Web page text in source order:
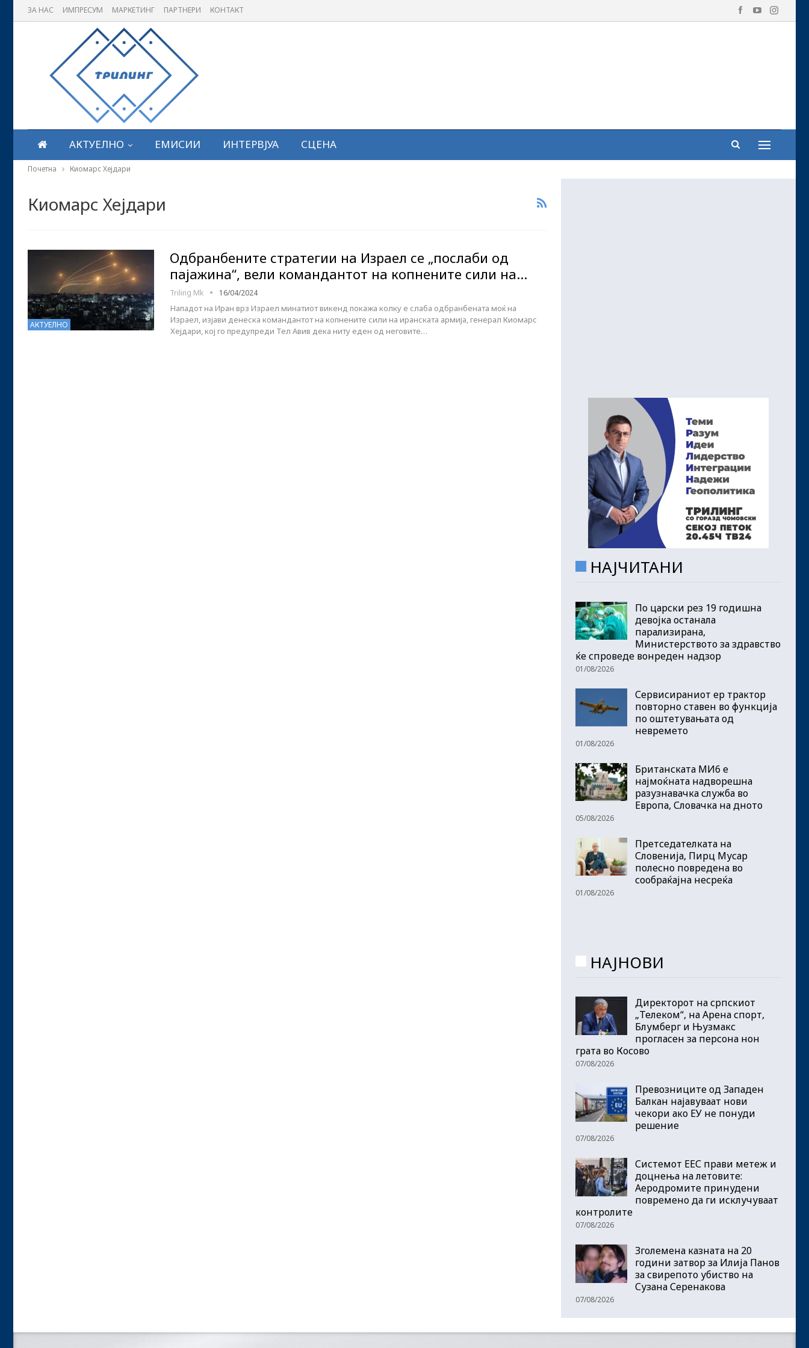
ЗА НАС ИМПРЕСУМ МАРКЕТИНГ ПАРТНЕРИ КОНТАКТ
АКТУЕЛНО ЕМИСИИ ИНТЕРВЈУА СЦЕНА
Почетна Киомарс Хејдари
Киомарс Хејдари
АКТУЕЛНО
Одбранбените стратегии на Израел се „послаби од
пајажина“, вели командантот на копнените сили на…
Triling Mk 16/04/2024
Нападот на Иран врз Израел минатиот викенд покажа колку е слаба одбранбената моќ на
Израел, изјави денеска командантот на копнените сили на иранската армија, генерал Киомарс
Хејдари, кој го предупреди Тел Авив дека ниту еден од неговите…
НАЈЧИТАНИ
По царски рез 19 годишна
девојка останала
парализирана,
Министерството за здравство
ќе спроведе вонреден надзор
01/08/2026
Сервисираниот ер трактор
повторно ставен во функција
по оштетувањата од
невремето
01/08/2026
Британската МИ6 е
најмоќната надворешна
разузнавачка служба во
Европа, Словачка на дното
05/08/2026
Претседателката на
Словенија, Пирц Мусар
полесно повредена во
сообраќајна несреќа
01/08/2026
НАЈНОВИ
Директорот на српскиот
„Телеком“, на Арена спорт,
Блумберг и Њузмакс
прогласен за персона нон
грата во Косово
07/08/2026
Превозниците од Западен
Балкан најавуваат нови
чекори ако ЕУ не понуди
решение
07/08/2026
Системот ЕЕС прави метеж и
доцнења на летовите:
Аеродромите принудени
повремено да ги исклучуваат
контролите
07/08/2026
Зголемена казната на 20
години затвор за Илија Панов
за свирепото убиство на
Сузана Серенакова
07/08/2026